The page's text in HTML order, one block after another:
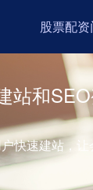
股票配
站和
快速建站，